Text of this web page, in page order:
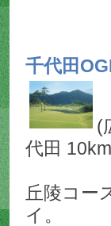
千代田
(
代田
丘陵コー
イ。